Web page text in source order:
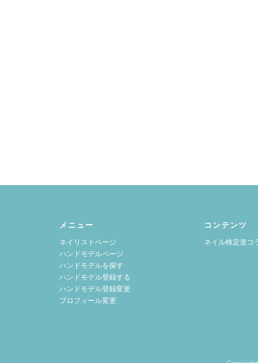
メニュー
ネイリストページ
ハンドモデルページ
ハンドモデルを探す
ハンドモデル登録する
ハンドモデル登録変更
プロフィール変更
コンテンツ
ネイル検定道コ